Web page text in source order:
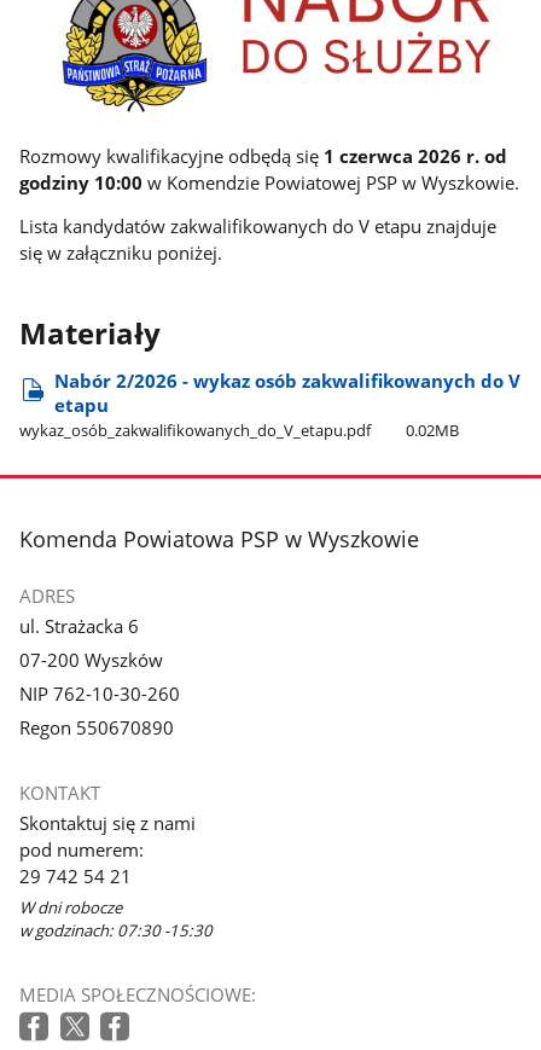
Rozmowy kwalifikacyjne odbędą się 1 czerwca 2026 r. od
godziny 10:00 w Komendzie Powiatowej PSP w Wyszkowie.
Lista kandydatów zakwalifikowanych do V etapu znajduje
się w załączniku poniżej.
Materiały
Nabór 2/2026 - wykaz osób zakwalifikowanych do V
etapu
wykaz​_osób​_zakwalifikowanych​_do​_V​_etapu.pdf 0.02MB
stopka
Komenda Powiatowa PSP w Wyszkowie
ADRES
ul. Strażacka 6
07-200 Wyszków
NIP 762-10-30-260
Regon 550670890
KONTAKT
Skontaktuj się z nami
pod numerem:
29 742 54 21
W dni robocze
w godzinach: 07:30 -15:30
MEDIA SPOŁECZNOŚCIOWE: